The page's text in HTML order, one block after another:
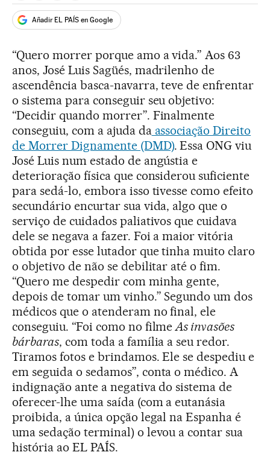
Añadir EL PAÍS en Google
“Quero morrer porque amo a vida.” Aos 63
anos, José Luis Sagüés, madrilenho de
ascendência basca-navarra, teve de enfrentar
o sistema para conseguir seu objetivo:
“Decidir quando morrer”. Finalmente
conseguiu, com a ajuda daassociação Direito
de Morrer Dignamente (DMD). Essa ONG viu
José Luis num estado de angústia e
deterioração física que considerou suficiente
para sedá-lo, embora isso tivesse como efeito
secundário encurtar sua vida, algo que o
serviço de cuidados paliativos que cuidava
dele se negava a fazer. Foi a maior vitória
obtida por esse lutador que tinha muito claro
o objetivo de não se debilitar até o fim.
“Quero me despedir com minha gente,
depois de tomar um vinho.” Segundo um dos
médicos que o atenderam no final, ele
conseguiu. “Foi como no filmeAs invasões
bárbaras, com toda a família a seu redor.
Tiramos fotos e brindamos. Ele se despediu e
em seguida o sedamos”, conta o médico. A
indignação ante a negativa do sistema de
oferecer-lhe uma saída (com a eutanásia
proibida, a única opção legal na Espanha é
uma sedação terminal) o levou a contar sua
história ao EL PAÍS.